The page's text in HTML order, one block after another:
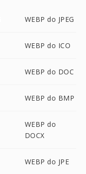
WEBP do JPEG
WEBP do ICO
WEBP do DOC
WEBP do BMP
WEBP do
DOCX
WEBP do JPE